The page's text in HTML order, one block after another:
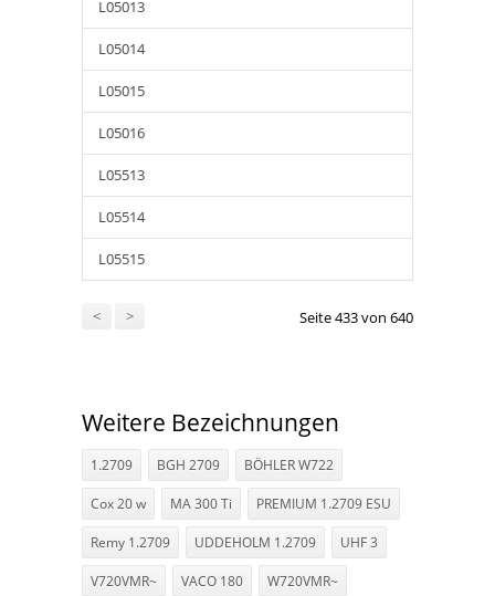
L05013
L05014
L05015
L05016
L05513
L05514
L05515
< > Seite 433 von 640
Weitere Bezeichnungen
1.2709 BGH 2709 BÖHLER W722
Cox 20 w MA 300 Ti PREMIUM 1.2709 ESU
Remy 1.2709 UDDEHOLM 1.2709 UHF 3
V720VMR~ VACO 180 W720VMR~